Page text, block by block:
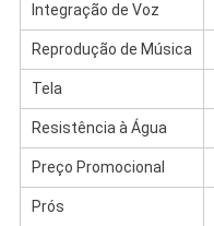
Integração de Voz
Reprodução de Música
Tela
Resistência à Água
Preço Promocional
Prós